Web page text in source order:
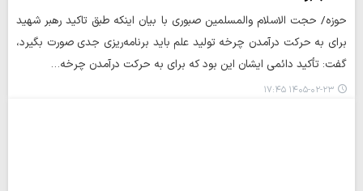
حوزه/ حجت الاسلام والمسلمین صبوری با بیان اینکه طبق تاکید رهبر شهید
برای به حرکت درآمدن چرخه تولید علم باید برنامه‌ریزی جدی صورت بگیرد،
گفت: تأکید دائمی ایشان این بود که برای به حرکت درآمدن چرخه…
۱۴۰۵-۰۲-۲۳ ۱۷:۴۵